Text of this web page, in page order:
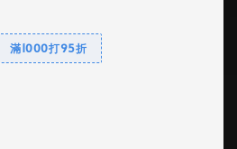
滿1000打95折